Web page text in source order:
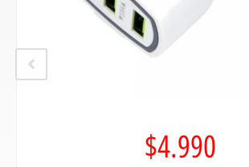
$4.990